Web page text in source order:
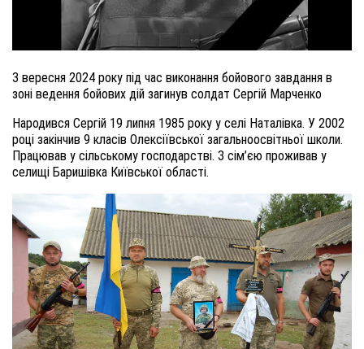
3 вересня 2024 року під час виконання бойового завдання в
зоні ведення бойових дій загинув солдат Сергій Марченко
Народився Сергій 19 липня 1985 року у селі Наталівка. У 2002
році закінчив 9 класів Олексіївської загальноосвітньої школи.
Працював у сільському господарстві. З сім’єю проживав у
селищі Баришівка Київської області.